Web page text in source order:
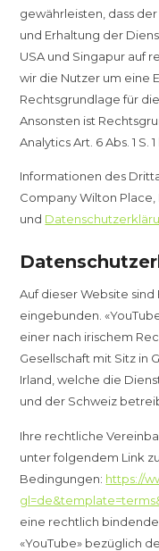
gewährleisten, dass
und Erhaltung der
USA und Singapur auf
wir die Nutzer um eine
Rechtsgrundlage für die
Ansonsten ist
Analytics Art. 6 Abs. 1 S.
Informationen des
Company Wilton Place,
und
Auf dieser Website sind
eingebunden.
einer nach irischem
Gesellschaft mit Sitz in
Irland, welche die
und der Schweiz
Ihre rechtliche
unter folgendem Link
Bedingungen: https://
eine rechtlich
«YouTube» bezüglich